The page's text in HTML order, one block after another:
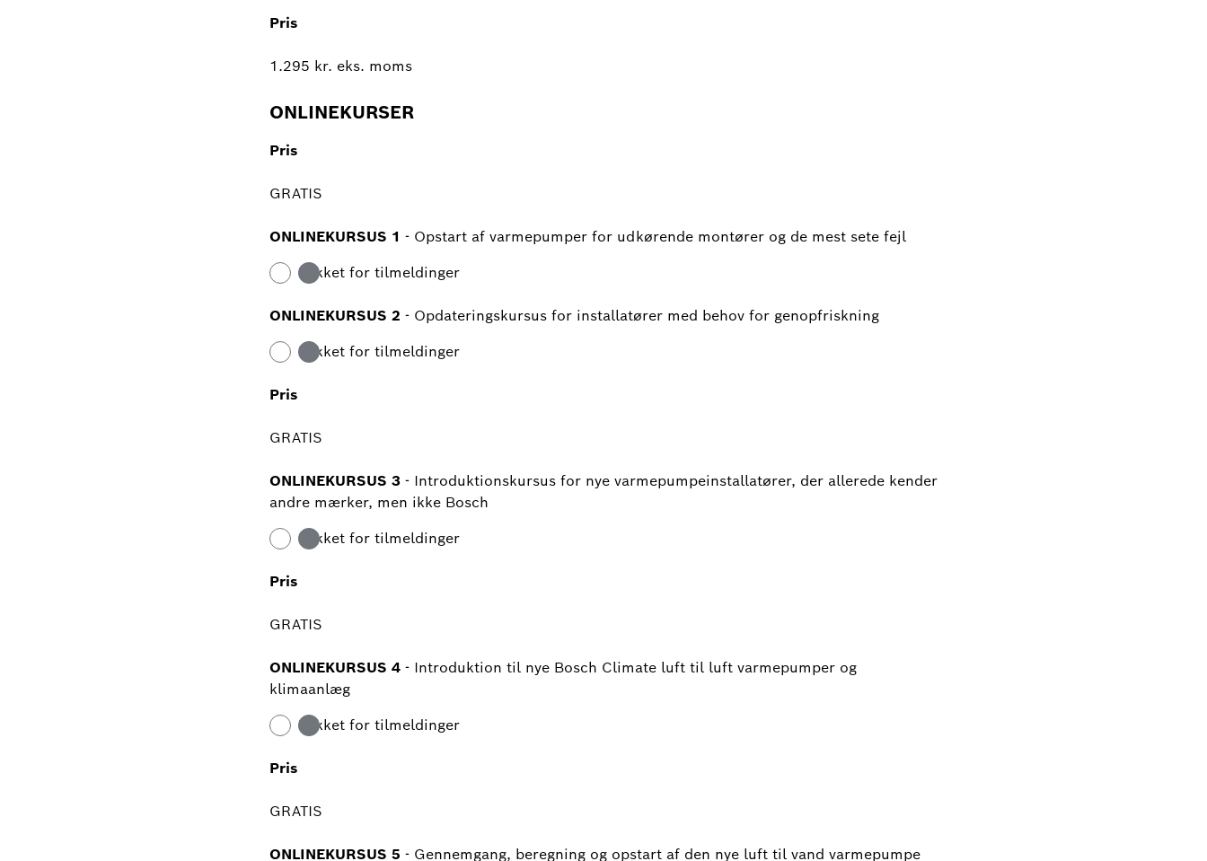
Pris
1.295 kr. eks. moms
ONLINEKURSER
Pris
GRATIS
ONLINEKURSUS 1 - Opstart af varmepumper for udkørende montører og de mest sete fejl
Lukket for tilmeldinger
ONLINEKURSUS 2 - Opdateringskursus for installatører med behov for genopfriskning
Lukket for tilmeldinger
Pris
GRATIS
ONLINEKURSUS 3 - Introduktionskursus for nye varmepumpeinstallatører, der allerede kender
andre mærker, men ikke Bosch
Lukket for tilmeldinger
Pris
GRATIS
ONLINEKURSUS 4 - Introduktion til nye Bosch Climate luft til luft varmepumper og
klimaanlæg
Lukket for tilmeldinger
Pris
GRATIS
ONLINEKURSUS 5 - Gennemgang, beregning og opstart af den nye luft til vand varmepumpe